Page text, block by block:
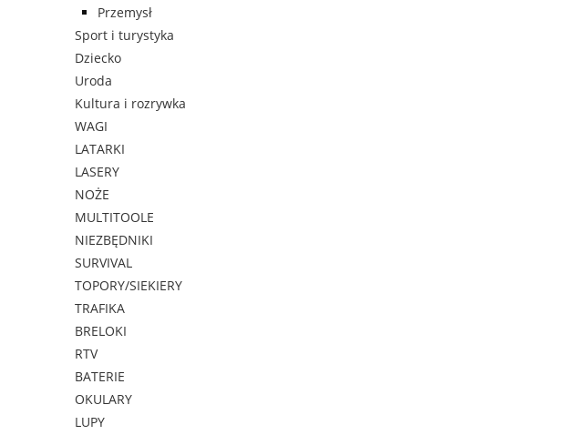
Przemysł
Sport i turystyka
Dziecko
Uroda
Kultura i rozrywka
WAGI
LATARKI
LASERY
NOŻE
MULTITOOLE
NIEZBĘDNIKI
SURVIVAL
TOPORY/SIEKIERY
TRAFIKA
BRELOKI
RTV
BATERIE
OKULARY
LUPY